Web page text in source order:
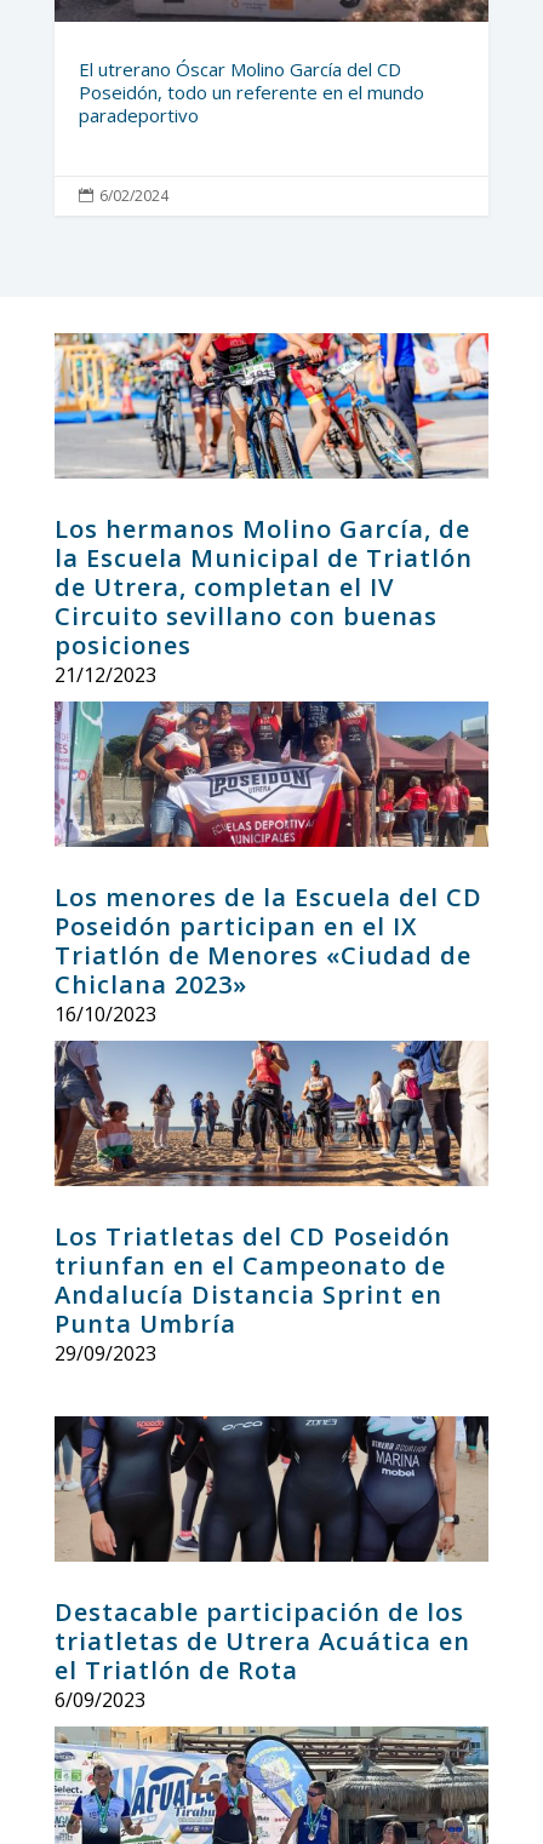
El utrerano Óscar Molino García del CD
Poseidón, todo un referente en el mundo
paradeportivo
 6/02/2024
Los hermanos Molino García, de
la Escuela Municipal de Triatlón
de Utrera, completan el IV
Circuito sevillano con buenas
posiciones
21/12/2023
Los menores de la Escuela del CD
Poseidón participan en el IX
Triatlón de Menores «Ciudad de
Chiclana 2023»
16/10/2023
Los Triatletas del CD Poseidón
triunfan en el Campeonato de
Andalucía Distancia Sprint en
Punta Umbría
29/09/2023
Destacable participación de los
triatletas de Utrera Acuática en
el Triatlón de Rota
6/09/2023